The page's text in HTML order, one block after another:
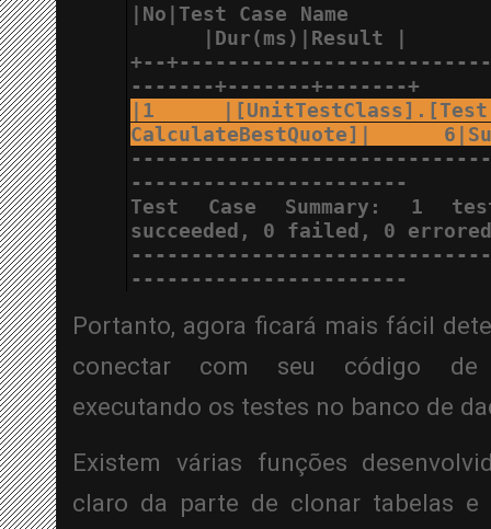
|No|Test
|Dur(ms)|Result |
+--
-------+-------+-------+
|1
CalculateBestQuote]|
-----------------------
Test Case Summary: 1
succeeded, 0 failed, 0
-----------------------
Portanto, agora ficará mais fácil
conectar com seu código de
executando os testes no banco de
Existem várias funções
claro da parte de clonar tabelas e